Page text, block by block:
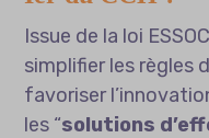
Issue de la loi
simplifier les règles
favoriser
les “solutions